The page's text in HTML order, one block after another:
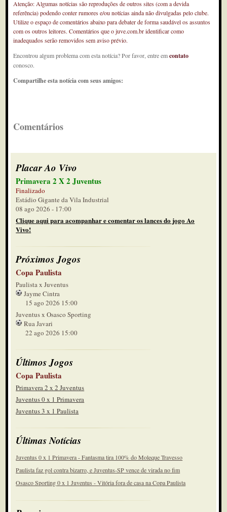
Atenção: Algumas notícias são reproduções de outros sites (com a devida
referência) podendo conter rumores e/ou notícias ainda não divulgadas pelo clube.
Utilize o espaço de comentários abaixo para debater de forma saudável os assuntos
com os outros leitores. Comentários que o juve.com.br identificar como
inadequados serão removidos sem aviso prévio.
Encontrou algum problema com esta notícia? Por favor, entre emcontato
conosco.
Compartilhe esta notícia com seus amigos:
Comentários
Placar Ao Vivo
Primavera 2 X 2 Juventus
Finalizado
Estádio Gigante da Vila Industrial
08 ago 2026 - 17:00
Clique aqui para acompanhar e comentar os lances do jogo Ao
Vivo!
Próximos Jogos
Copa Paulista
Paulista x Juventus
Jayme Cintra
15 ago 2026 15:00
Juventus x Osasco Sporting
Rua Javari
22 ago 2026 15:00
Últimos Jogos
Copa Paulista
Primavera 2 x 2 Juventus
Juventus 0 x 1 Primavera
Juventus 3 x 1 Paulista
Últimas Notícias
Juventus 0 x 1 Primavera - Fantasma tira 100% do Moleque Travesso
Paulista faz gol contra bizarro, e Juventus-SP vence de virada no fim
Osasco Sporting 0 x 1 Juventus - Vitória fora de casa na Copa Paulista